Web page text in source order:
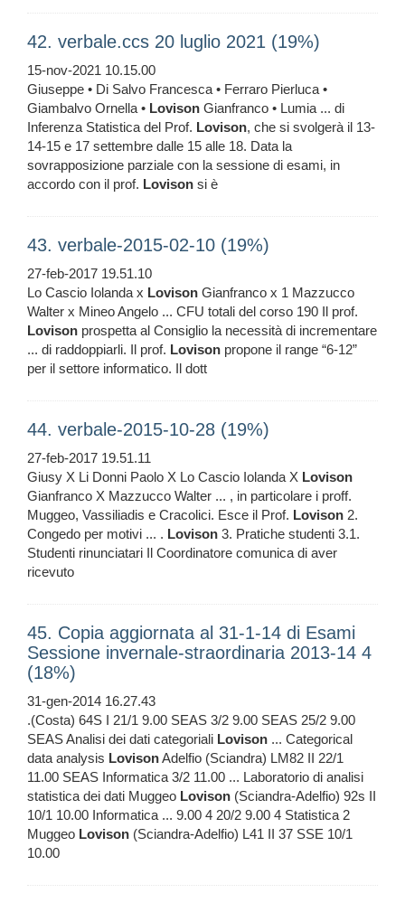
42. verbale.ccs 20 luglio 2021 (19%)
15-nov-2021 10.15.00
Giuseppe • Di Salvo Francesca • Ferraro Pierluca •
Giambalvo Ornella • Lovison Gianfranco • Lumia ... di
Inferenza Statistica del Prof. Lovison, che si svolgerà il 13-
14-15 e 17 settembre dalle 15 alle 18. Data la
sovrapposizione parziale con la sessione di esami, in
accordo con il prof. Lovison si è
43. verbale-2015-02-10 (19%)
27-feb-2017 19.51.10
Lo Cascio Iolanda x Lovison Gianfranco x 1 Mazzucco
Walter x Mineo Angelo ... CFU totali del corso 190 Il prof.
Lovison prospetta al Consiglio la necessità di incrementare
... di raddoppiarli. Il prof. Lovison propone il range “6-12”
per il settore informatico. Il dott
44. verbale-2015-10-28 (19%)
27-feb-2017 19.51.11
Giusy X Li Donni Paolo X Lo Cascio Iolanda X Lovison
Gianfranco X Mazzucco Walter ... , in particolare i proff.
Muggeo, Vassiliadis e Cracolici. Esce il Prof. Lovison 2.
Congedo per motivi ... . Lovison 3. Pratiche studenti 3.1.
Studenti rinunciatari Il Coordinatore comunica di aver
ricevuto
45. Copia aggiornata al 31-1-14 di Esami
Sessione invernale-straordinaria 2013-14 4
(18%)
31-gen-2014 16.27.43
.(Costa) 64S I 21/1 9.00 SEAS 3/2 9.00 SEAS 25/2 9.00
SEAS Analisi dei dati categoriali Lovison ... Categorical
data analysis LovisonAdelfio (Sciandra) LM82 II 22/1
11.00 SEAS Informatica 3/2 11.00 ... Laboratorio di analisi
statistica dei dati Muggeo Lovison (Sciandra-Adelfio) 92s II
10/1 10.00 Informatica ... 9.00 4 20/2 9.00 4 Statistica 2
Muggeo Lovison (Sciandra-Adelfio) L41 II 37 SSE 10/1
10.00